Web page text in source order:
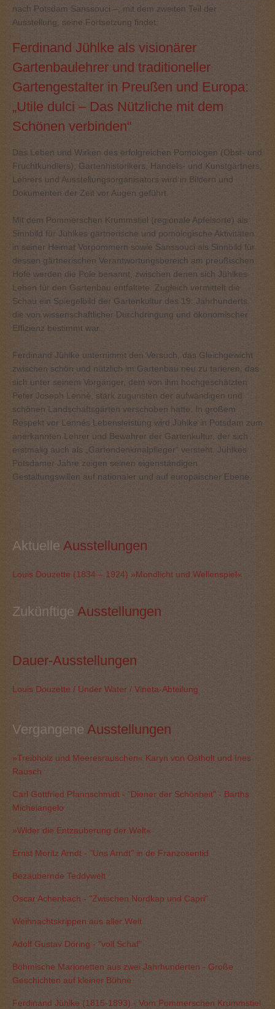
nach Potsdam Sanssouci –, mit dem zweiten Teil der
Ausstellung, seine Fortsetzung findet:
Ferdinand Jühlke als visionärer
Gartenbaulehrer und traditioneller
Gartengestalter in Preußen und Europa:
„Utile dulci – Das Nützliche mit dem
Schönen verbinden“
Das Leben und Wirken des erfolgreichen Pomologen (Obst- und
Fruchtkundlers), Gartenhistorikers, Handels- und Kunstgärtners,
Lehrers und Ausstellungsorganisators wird in Bildern und
Dokumenten der Zeit vor Augen geführt.
Mit dem Pommerschen Krummstiel (regionale Apfelsorte) als
Sinnbild für Jühlkes gärtnerische und pomologische Aktivitäten
in seiner Heimat Vorpommern sowie Sanssouci als Sinnbild für
dessen gärtnerischen Verantwortungsbereich am preußischen
Hofe werden die Pole benannt, zwischen denen sich Jühlkes
Leben für den Gartenbau entfaltete. Zugleich vermittelt die
Schau ein Spiegelbild der Gartenkultur des 19. Jahrhunderts,
die von wissenschaftlicher Durchdringung und ökonomischer
Effizienz bestimmt war.
Ferdinand Jühlke unternimmt den Versuch, das Gleichgewicht
zwischen schön und nützlich im Gartenbau neu zu tarieren, das
sich unter seinem Vorgänger, dem von ihm hochgeschätzten
Peter Joseph Lenné, stark zugunsten der aufwändigen und
schönen Landschaftsgärten verschoben hatte. In großem
Respekt vor Lennés Lebensleistung wird Jühlke in Potsdam zum
anerkannten Lehrer und Bewahrer der Gartenkultur, der sich
erstmalig auch als „Gartendenkmalpfleger“ versteht. Jühlkes
Potsdamer Jahre zeigen seinen eigenständigen
Gestaltungswillen auf nationaler und auf europäischer Ebene.
Aktuelle Ausstellungen
Louis Douzette (1834 – 1924) »Mondlicht und Wellenspiel«
Zukünftige Ausstellungen
Dauer-Ausstellungen
Louis Douzette / Under Water / Vineta-Abteilung
Vergangene Ausstellungen
»Treibholz und Meeresrauschen« Karyn von Ostholt und Ines
Rausch
Carl Gottfried Pfannschmidt - "Diener der Schönheit" - Barths
Michelangelo
»Wider die Entzauberung der Welt«
Ernst Moritz Arndt - "Uns Arndt" in de Franzosentid
Bezaubernde Teddywelt
Oscar Achenbach - "Zwischen Nordkap und Capri"
Weihnachtskrippen aus aller Welt
Adolf Gustav Döring - "voll Schaf"
Böhmische Marionetten aus zwei Jahrhunderten - Große
Geschichten auf kleiner Bühne
Ferdinand Jühlke (1815-1893) - Vom Pommerschen Krummstiel